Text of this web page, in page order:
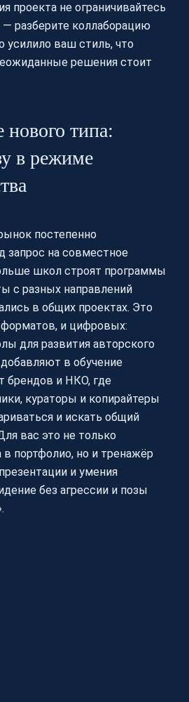
проекта не ограничивайтесь
разберите коллаборацию
усилило ваш стиль, что
решения стоит
нового типа:
в режиме
постепенно
запрос на совместное
школ строят программы
с разных направлений
в общих проектах. Это
форматов, и цифровых:
для развития авторского
в обучение
брендов и НКО, где
кураторы и копирайтеры
и искать общий
вас это не только
в портфолио, но и тренажёр
и умения
без агрессии и позы